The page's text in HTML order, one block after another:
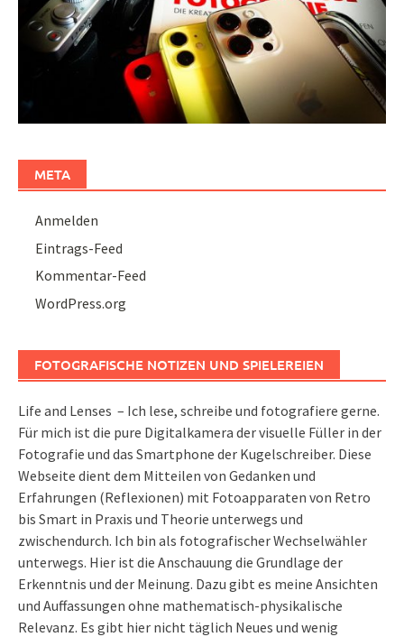
META
Anmelden
Eintrags-Feed
Kommentar-Feed
WordPress.org
FOTOGRAFISCHE NOTIZEN UND SPIELEREIEN
Life and Lenses – Ich lese, schreibe und fotografiere gerne.
Für mich ist die pure Digitalkamera der visuelle Füller in der
Fotografie und das Smartphone der Kugelschreiber. Diese
Webseite dient dem Mitteilen von Gedanken und
Erfahrungen (Reflexionen) mit Fotoapparaten von Retro
bis Smart in Praxis und Theorie unterwegs und
zwischendurch. Ich bin als fotografischer Wechselwähler
unterwegs. Hier ist die Anschauung die Grundlage der
Erkenntnis und der Meinung. Dazu gibt es meine Ansichten
und Auffassungen ohne mathematisch-physikalische
Relevanz. Es gibt hier nicht täglich Neues und wenig